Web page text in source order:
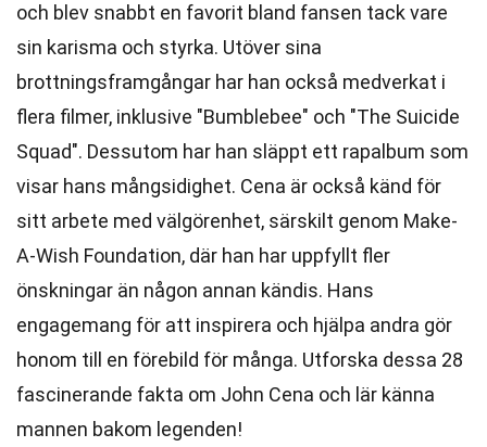
och blev snabbt en favorit bland fansen tack vare
sin karisma och styrka. Utöver sina
brottningsframgångar har han också medverkat i
flera filmer, inklusive "Bumblebee" och "The Suicide
Squad". Dessutom har han släppt ett rapalbum som
visar hans mångsidighet. Cena är också känd för
sitt arbete med välgörenhet, särskilt genom Make-
A-Wish Foundation, där han har uppfyllt fler
önskningar än någon annan kändis. Hans
engagemang för att inspirera och hjälpa andra gör
honom till en förebild för många. Utforska dessa 28
fascinerande fakta om John Cena och lär känna
mannen bakom legenden!